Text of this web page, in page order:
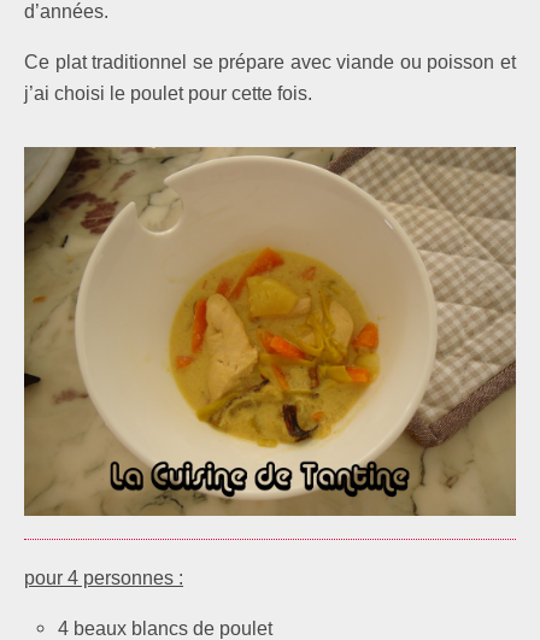
d’années.
Ce plat traditionnel se prépare avec viande ou poisson et
j’ai choisi le poulet pour cette fois.
pour 4 personnes :
4 beaux blancs de poulet